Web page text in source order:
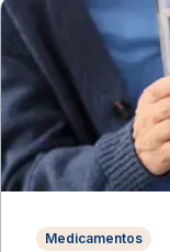
Medicamentos